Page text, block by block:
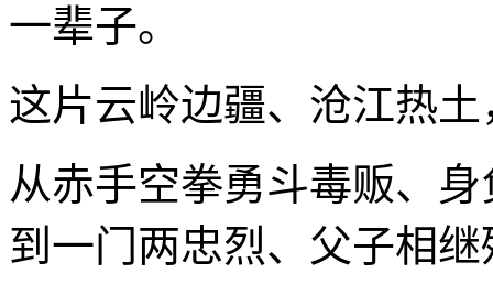
一辈子。
这片云岭边疆、沧江热
从赤手空拳勇斗毒贩、
到一门两忠烈、父子相